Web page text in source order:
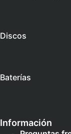
Discos
Baterías
Información